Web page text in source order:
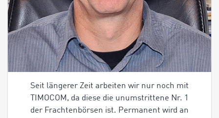
Seit längerer Zeit arbeiten wir nur noch mit
TIMOCOM, da diese die unumstrittene Nr. 1
der Frachtenbörsen ist. Permanent wird an